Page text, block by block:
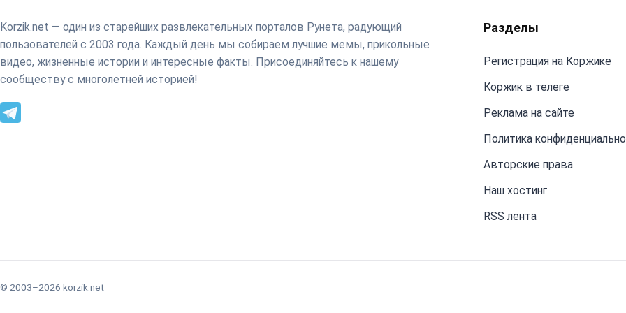
Korzik.net — один из старейших развлекательных порталов Рунета, радующий
пользователей с 2003 года. Каждый день мы собираем лучшие мемы, прикольные
видео, жизненные истории и интересные факты. Присоединяйтесь к нашему
сообществу с многолетней историей!
Разделы
Регистрация на Коржике
Коржик в телеге
Реклама на сайте
Политика
Авторские права
Наш хостинг
RSS лента
© 2003–2026 korzik.net